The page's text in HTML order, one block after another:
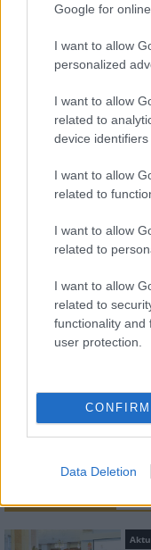
Google for
I want to allow
personalized
I want to allow
related to
device identifiers
I want to allow
related to
I want to allow
related to
I want to allow
related to
functionality and
user protection.
CONFIRM
Data Deletion
HÍRLEVÉL
E-mail cím